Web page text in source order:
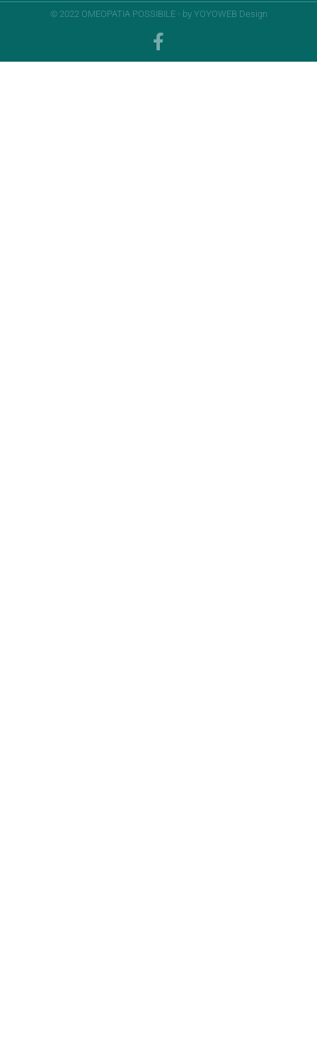
© 2022 OMEOPATIA POSSIBILE - by YOYOWEB Design